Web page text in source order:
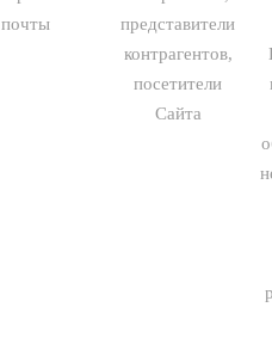
почты
представители
контрагентов,
посетители
Сайта